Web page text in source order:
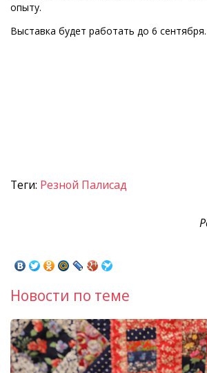
опыту.
Выставка будет работать до 6 сентября.
Теги: Резной Палисад
Новости по теме